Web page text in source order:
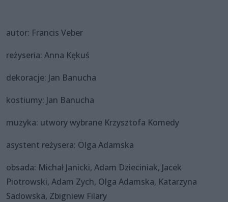
autor: Francis Veber
reżyseria: Anna Kękuś
dekoracje: Jan Banucha
kostiumy: Jan Banucha
muzyka: utwory wybrane Krzysztofa Komedy
asystent reżysera: Olga Adamska
obsada: Michał Janicki, Adam Dzieciniak, Jacek
Piotrowski, Adam Zych, Olga Adamska, Katarzyna
Sadowska, Zbigniew Filary